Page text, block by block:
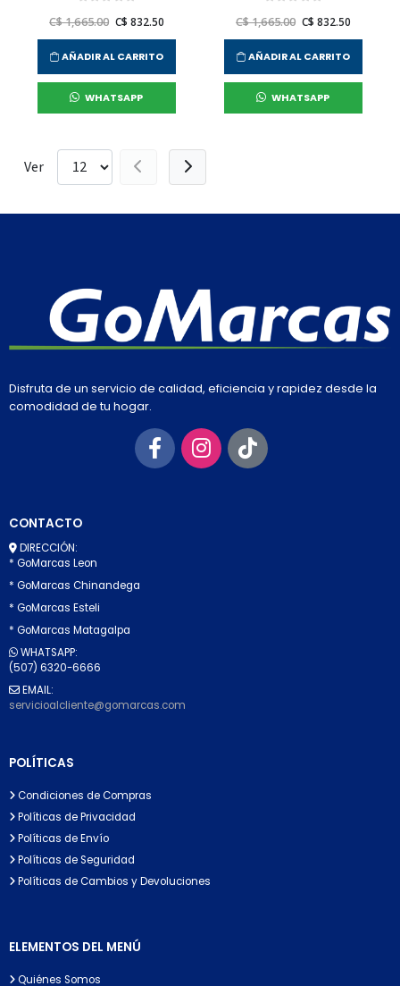
C$ 1,665.00 C$ 832.50
AÑADIR AL CARRITO
WHATSAPP
C$ 1,665.00 C$ 832.50
AÑADIR AL CARRITO
WHATSAPP
Ver
Disfruta de un servicio de calidad, eficiencia y rapidez desde la
comodidad de tu hogar.
CONTACTO
DIRECCIÓN:
* GoMarcas Leon
* GoMarcas Chinandega
* GoMarcas Esteli
* GoMarcas Matagalpa
WHATSAPP:
(507) 6320-6666
EMAIL:
servicioalcliente@gomarcas.com
POLÍTICAS
Condiciones de Compras
Políticas de Privacidad
Políticas de Envío
Políticas de Seguridad
Políticas de Cambios y Devoluciones
ELEMENTOS DEL MENÚ
Quiénes Somos